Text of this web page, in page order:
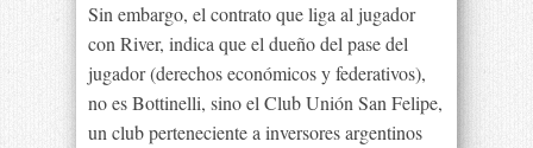
Sin embargo, el contrato que liga al jugador
con River, indica que el dueño del pase del
jugador (derechos económicos y federativos),
no es Bottinelli, sino el Club Unión San Felipe,
un club perteneciente a inversores argentinos